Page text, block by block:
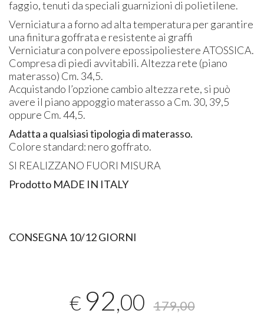
faggio, tenuti da speciali guarnizioni di polietilene.
Verniciatura a forno ad alta temperatura per garantire
una finitura goffrata e resistente ai graffi
Verniciatura con polvere epossipoliestereATOSSICA.
Compresa di piedi avvitabili. Altezza rete (piano
materasso) Cm. 34,5.
Acquistando l’opzione cambio altezza rete, si può
avere il piano appoggio materasso a Cm. 30, 39,5
oppure Cm. 44,5.
Adatta a qualsiasi tipologia di materasso.
Colore standard: nero goffrato.
SI REALIZZANO FUORI MISURA
Prodotto MADE IN ITALY
CONSEGNA 10/12 GIORNI
€ 92,00 179,00